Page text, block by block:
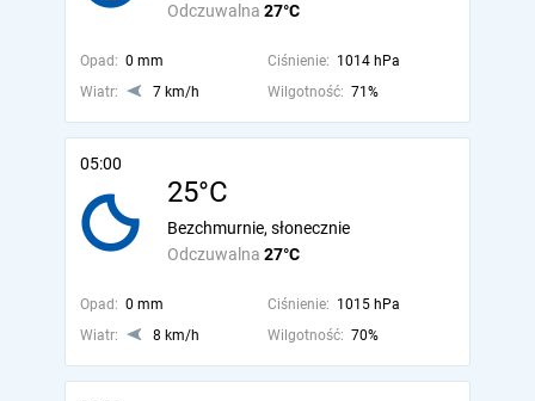
Odczuwalna 27°C
Opad: 0 mm Ciśnienie: 1014 hPa
Wiatr:
7 km/h Wilgotność: 71%
05:00
25°C
Odczuwalna 27°C
Bezchmurnie, słonecznie
Opad: 0 mm Ciśnienie: 1015 hPa
Wiatr:
8 km/h Wilgotność: 70%